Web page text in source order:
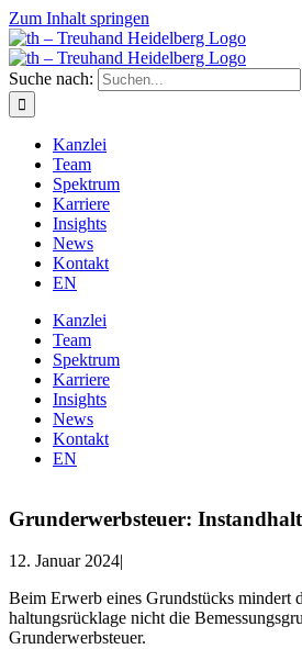
Zum Inhalt springen
Suche nach:
Kanz­lei
Team
Spek­trum
Kar­rie­re
Insights
News
Kon­takt
EN
Kanz­lei
Team
Spek­trum
Kar­rie­re
Insights
News
Kon­takt
EN
Grund­er­werb­steu­er:
12. Januar 2024|
Beim Erwerb eines Grund­stücks min­dert
hal­tungs­rück­la­ge nicht die
Grunderwerbsteuer.